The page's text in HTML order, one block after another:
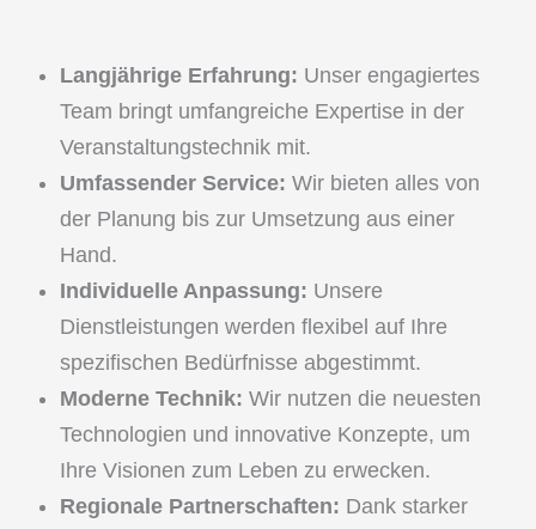
Langjährige Erfahrung: Unser engagiertes
Team bringt umfangreiche Expertise in der
Veranstaltungstechnik mit.
Umfassender Service: Wir bieten alles von
der Planung bis zur Umsetzung aus einer
Hand.
Individuelle Anpassung: Unsere
Dienstleistungen werden flexibel auf Ihre
spezifischen Bedürfnisse abgestimmt.
Moderne Technik: Wir nutzen die neuesten
Technologien und innovative Konzepte, um
Ihre Visionen zum Leben zu erwecken.
Regionale Partnerschaften: Dank starker